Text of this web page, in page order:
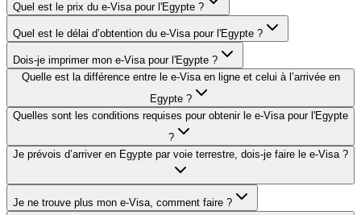
Quel est le prix du e-Visa pour l'Egypte ?
Quel est le délai d’obtention du e-Visa pour l'Egypte ?
Dois-je imprimer mon e-Visa pour l'Egypte ?
Quelle est la différence entre le e-Visa en ligne et celui à l’arrivée en
Egypte ?
Quelles sont les conditions requises pour obtenir le e-Visa pour l'Egypte
?
Je prévois d’arriver en Egypte par voie terrestre, dois-je faire le e-Visa ?
Je ne trouve plus mon e-Visa, comment faire ?